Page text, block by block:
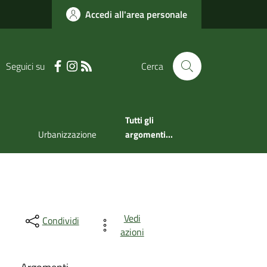
Accedi all'area personale
Seguici su Cerca
Urbanizzazione
Tutti gli
argomenti...
Condividi
Vedi
azioni